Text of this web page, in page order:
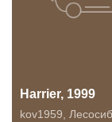
Harrier, 1999
kov1959